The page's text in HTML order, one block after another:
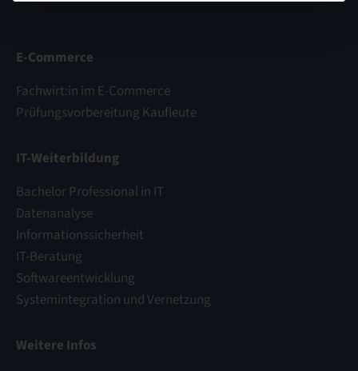
E-Commerce
Fachwirt:in im E-Commerce
Prüfungsvorbereitung Kaufleute
IT-Weiterbildung
Bachelor Professional in IT
Datenanalyse
Informationssicherheit
IT-Beratung
Softwareentwicklung
Systemintegration und Vernetzung
Weitere Infos